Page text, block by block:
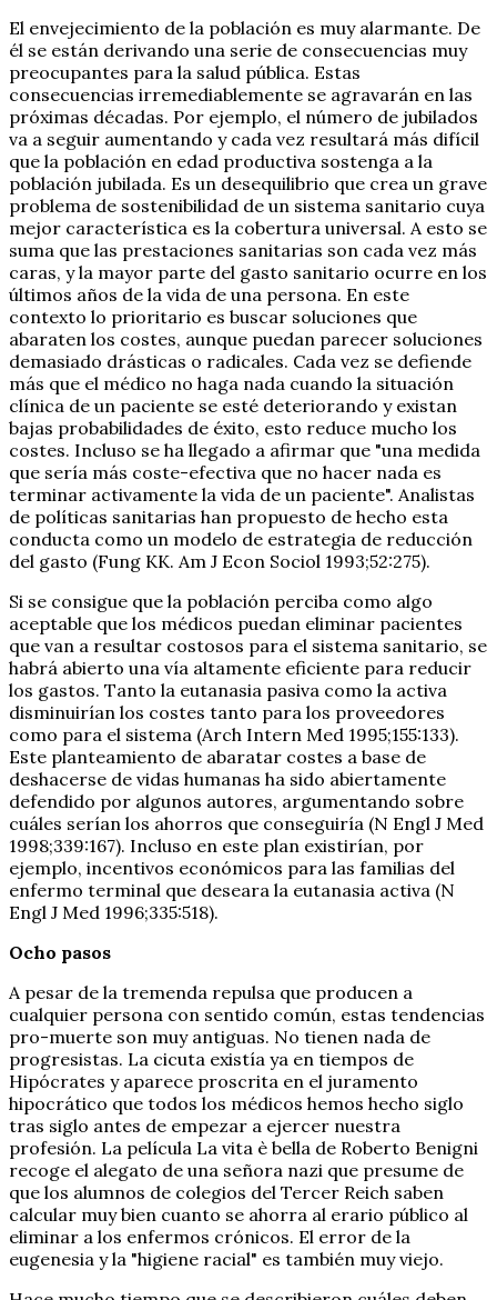
El envejecimiento de la población es muy alarmante. De
él se están derivando una serie de consecuencias muy
preocupantes para la salud pública. Estas
consecuencias irremediablemente se agravarán en las
próximas décadas. Por ejemplo, el número de jubilados
va a seguir aumentando y cada vez resultará más difícil
que la población en edad productiva sostenga a la
población jubilada. Es un desequilibrio que crea un grave
problema de sostenibilidad de un sistema sanitario cuya
mejor característica es la cobertura universal. A esto se
suma que las prestaciones sanitarias son cada vez más
caras, y la mayor parte del gasto sanitario ocurre en los
últimos años de la vida de una persona. En este
contexto lo prioritario es buscar soluciones que
abaraten los costes, aunque puedan parecer soluciones
demasiado drásticas o radicales. Cada vez se defiende
más que el médico no haga nada cuando la situación
clínica de un paciente se esté deteriorando y existan
bajas probabilidades de éxito, esto reduce mucho los
costes. Incluso se ha llegado a afirmar que "una medida
que sería más coste-efectiva que no hacer nada es
terminar activamente la vida de un paciente". Analistas
de políticas sanitarias han propuesto de hecho esta
conducta como un modelo de estrategia de reducción
del gasto (Fung KK. Am J Econ Sociol 1993;52:275).
Si se consigue que la población perciba como algo
aceptable que los médicos puedan eliminar pacientes
que van a resultar costosos para el sistema sanitario, se
habrá abierto una vía altamente eficiente para reducir
los gastos. Tanto la eutanasia pasiva como la activa
disminuirían los costes tanto para los proveedores
como para el sistema (Arch Intern Med 1995;155:133).
Este planteamiento de abaratar costes a base de
deshacerse de vidas humanas ha sido abiertamente
defendido por algunos autores, argumentando sobre
cuáles serían los ahorros que conseguiría (N Engl J Med
1998;339:167). Incluso en este plan existirían, por
ejemplo, incentivos económicos para las familias del
enfermo terminal que deseara la eutanasia activa (N
Engl J Med 1996;335:518).
Ocho pasos
A pesar de la tremenda repulsa que producen a
cualquier persona con sentido común, estas tendencias
pro-muerte son muy antiguas. No tienen nada de
progresistas. La cicuta existía ya en tiempos de
Hipócrates y aparece proscrita en el juramento
hipocrático que todos los médicos hemos hecho siglo
tras siglo antes de empezar a ejercer nuestra
profesión. La película La vita è bella de Roberto Benigni
recoge el alegato de una señora nazi que presume de
que los alumnos de colegios del Tercer Reich saben
calcular muy bien cuanto se ahorra al erario público al
eliminar a los enfermos crónicos. El error de la
eugenesia y la "higiene racial" es también muy viejo.